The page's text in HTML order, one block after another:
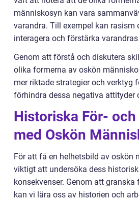
människosyn kan vara
varandra. Till exempel kan rasism
interagera och förstärka
Genom att förstå och diskutera
olika formerna av oskön
mer riktade strategier och verktyg
förhindra dessa negativa attityder
Historiska För-
med Oskön
För att få en helhetsbild av oskön
viktigt att undersöka dess
konsekvenser. Genom att granska
kan vi lära oss av historien och